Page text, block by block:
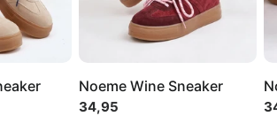
Noeme Wine Sneaker
34,95